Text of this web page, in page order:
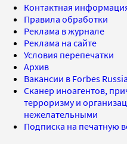
Контактная
Правила обработки
Реклама в журнале
Реклама на сайте
Условия перепечатки
Архив
Вакансии в Forbes Russia
Сканер иноагентов,
терроризму и
нежелательными
Подписка на печатную